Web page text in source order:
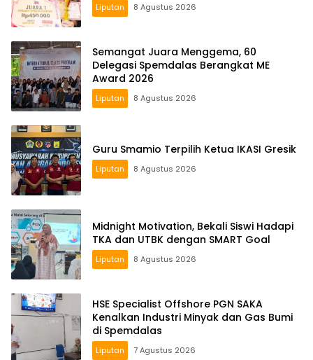
Liputan 8 Agustus 2026
Semangat Juara Menggema, 60
Delegasi Spemdalas Berangkat ME
Award 2026
Liputan 8 Agustus 2026
Guru Smamio Terpilih Ketua IKASI Gresik
Liputan 8 Agustus 2026
Midnight Motivation, Bekali Siswi Hadapi
TKA dan UTBK dengan SMART Goal
Liputan 8 Agustus 2026
HSE Specialist Offshore PGN SAKA
Kenalkan Industri Minyak dan Gas Bumi
di Spemdalas
Liputan 7 Agustus 2026